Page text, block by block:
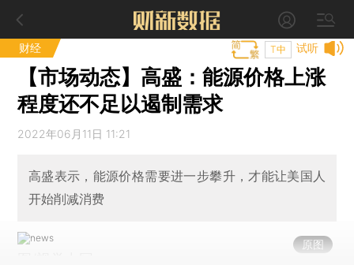
财经 试听
T中
【市场动态】高盛：能源价格上涨
程度还不足以遏制需求
2022年06月11日 11:21
高盛表示，能源价格需要进一步攀升，才能让美国人
开始削减消费
原图